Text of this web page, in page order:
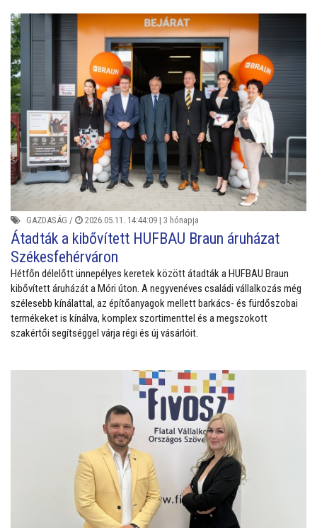
GAZDASÁG / 2026.05.11. 14:44:09 | 3 hónapja
Átadták a kibővített HUFBAU Braun áruházat
Székesfehérváron
Hétfőn délelőtt ünnepélyes keretek között átadták a HUFBAU Braun
kibővített áruházát a Móri úton. A negyvenéves családi vállalkozás még
szélesebb kínálattal, az építőanyagok mellett barkács- és fürdőszobai
termékeket is kínálva, komplex szortimenttel és a megszokott
szakértői segítséggel várja régi és új vásárlóit.